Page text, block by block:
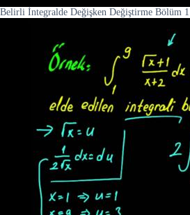
Belirli İntegralde Değişken Değiştirme Bölüm 1